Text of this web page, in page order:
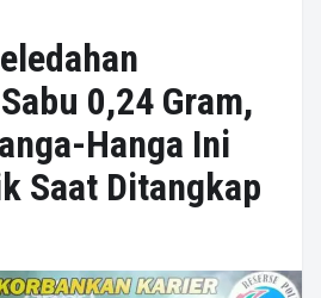
0,24 Gram,
Hanga Ini
Saat Ditangkap